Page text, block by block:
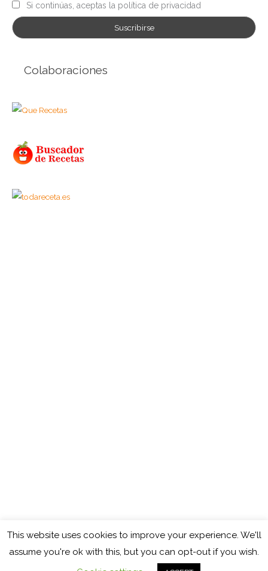
Si continúas, aceptas la política de privacidad
Colaboraciones
Copyright © 2026 Cocinando con Mamy
Política de privacidad Aviso legal
This website uses cookies to improve your experience. We'll
assume you're ok with this, but you can opt-out if you wish.